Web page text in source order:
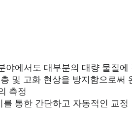
야에서도 대부분의 대량 물질에
및 고화 현상을 방지함으로써
측정
통한 간단하고 자동적인 교정